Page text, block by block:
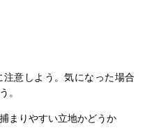
意しよう。気になった場合
。
まりやすい立地かどうか